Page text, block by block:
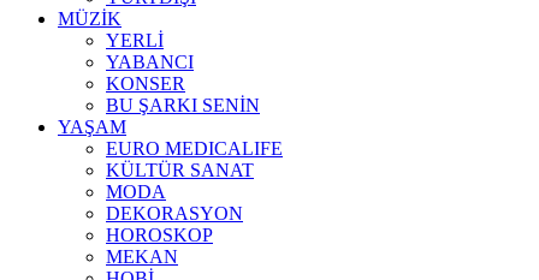
MÜZİK
YERLİ
YABANCI
KONSER
BU ŞARKI SENİN
YAŞAM
EURO MEDICALIFE
KÜLTÜR SANAT
MODA
DEKORASYON
HOROSKOP
MEKAN